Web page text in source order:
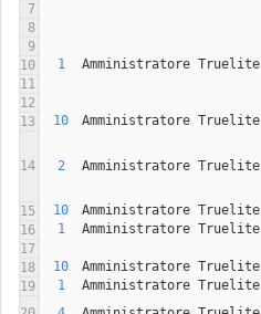
7
8
9
10
1 Amministratore Truelite
11
12
13
10 Amministratore Truelite
14 2 Amministratore Truelite
15
10 Amministratore Truelite
16
1 Amministratore Truelite
17
18
10 Amministratore Truelite
19
1
Amministratore Truelite